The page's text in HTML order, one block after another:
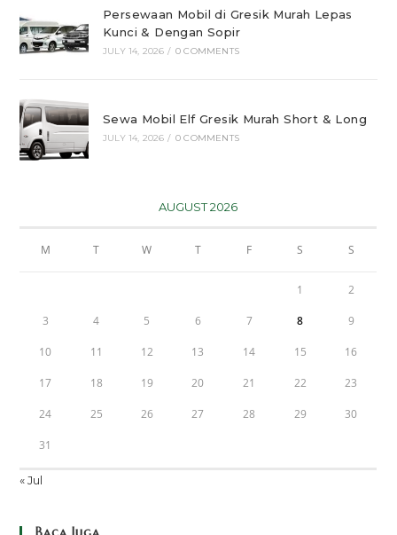
Persewaan Mobil di Gresik Murah Lepas
Kunci & Dengan Sopir
JULY 14, 2026 / 0 COMMENTS
Sewa Mobil Elf Gresik Murah Short & Long
JULY 14, 2026 / 0 COMMENTS
AUGUST 2026
M T W T F S S
1 2
3 4 5 6 7 8 9
10 11 12 13 14 15 16
17 18 19 20 21 22 23
24 25 26 27 28 29 30
31
« Jul